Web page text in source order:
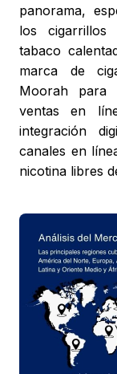
panorama,
los
tabaco
marca de
Moorah para
ventas en
integración
canales en
nicotina libres